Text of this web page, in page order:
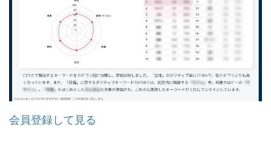
会員登録して見る